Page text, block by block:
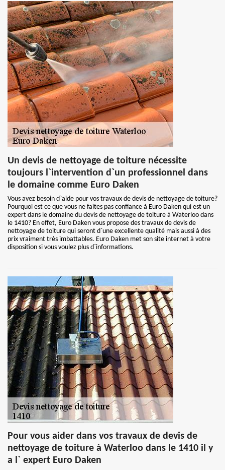
Un devis de nettoyage de toiture nécessite
toujours l`intervention d`un professionnel dans
le domaine comme Euro Daken
Vous avez besoin d`aide pour vos travaux de devis de nettoyage de toiture?
Pourquoi est ce que vous ne faites pas confiance à Euro Daken qui est un
expert dans le domaine du devis de nettoyage de toiture à Waterloo dans
le 1410? En effet, Euro Daken vous propose des travaux de devis de
nettoyage de toiture qui seront d`une excellente qualité mais aussi à des
prix vraiment très imbattables. Euro Daken met son site internet à votre
disposition si vous voulez plus d`informations.
Pour vous aider dans vos travaux de devis de
nettoyage de toiture à Waterloo dans le 1410 il y
a l` expert Euro Daken